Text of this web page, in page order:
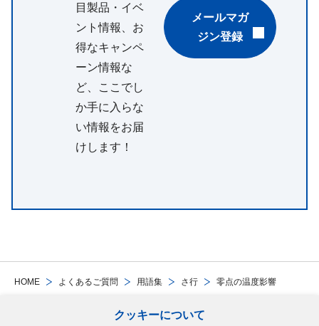
クッキーについて
HOME よくあるご質問 用語集 さ行 零点の温度影響
目製品・イベ
ント情報、お
得なキャンペ
ーン情報な
ど、ここでし
か手に入らな
い情報をお届
けします！
メールマガ
ジン登録